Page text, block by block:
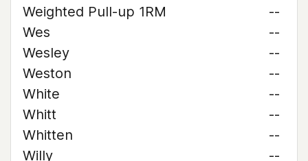
Weighted Pull-up 1RM
--
Wes
--
Wesley
--
Weston
--
White
--
Whitt
--
Whitten
--
Willy
--